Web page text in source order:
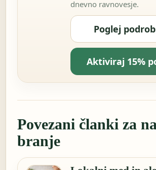
dnevno ravnovesje.
Poglej
Aktiviraj 15%
Povezani članki za
branje